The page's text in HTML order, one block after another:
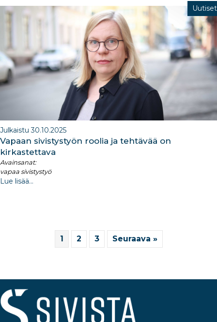
Uutiset
Julkaistu 30.10.2025
Vapaan sivistystyön roolia ja tehtävää on
kirkastettava
Avainsanat:
vapaa sivistystyö
Lue lisää...
1 2 3 Seuraava »